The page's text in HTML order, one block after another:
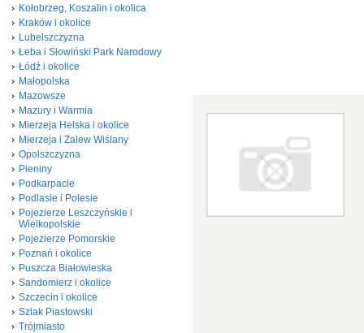
Kołobrzeg, Koszalin i okolica
Kraków i okolice
Lubelszczyzna
Łeba i Słowiński Park Narodowy
Łódź i okolice
Małopolska
Mazowsze
Mazury i Warmia
Mierzeja Helska i okolice
Mierzeja i Zalew Wiślany
Opolszczyzna
Pieniny
Podkarpacie
Podlasie i Polesie
Pojezierze Leszczyńskie i
Wielkopolskie
Pojezierze Pomorskie
Poznań i okolice
Puszcza Białowieska
Sandomierz i okolice
Szczecin i okolice
Szlak Piastowski
Trójmiasto